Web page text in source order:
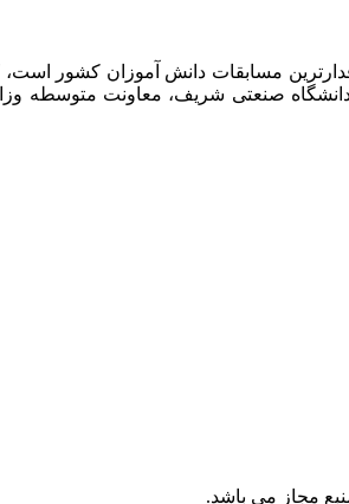
مسابقات دانش آموزان کشور
صنعتی شریف، معاونت متوسطه
مجاز می باشد.